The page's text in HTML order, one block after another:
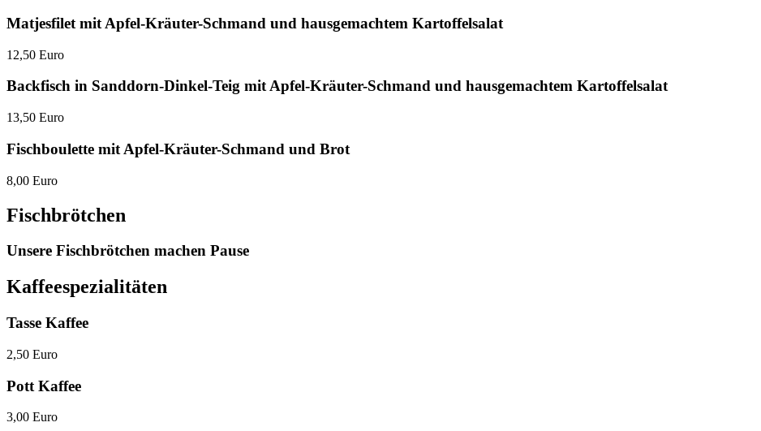
Matjesfilet mit Apfel-Kräuter-Schmand und hausgemachtem Kartoffelsalat
12,50 Euro
Backfisch in Sanddorn-Dinkel-Teig mit Apfel-Kräuter-Schmand und hausgemachtem Kartoffelsalat
13,50 Euro
Fischboulette mit Apfel-Kräuter-Schmand und Brot
8,00 Euro
Fischbrötchen
Unsere Fischbrötchen machen Pause
Kaffeespezialitäten
Tasse Kaffee
2,50 Euro
Pott Kaffee
3,00 Euro